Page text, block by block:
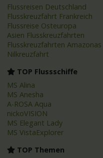
Flussreisen Deutschland
Flusskreuzfahrt Frankreich
Flussreise Osteuropa
Asien Flusskreuzfahrten
Flusskreuzfahrten Amazonas
Nilkreuzfahrt
TOP Flussschiffe
MS Alina
MS Anesha
A-ROSA Aqua
nickoVISION
MS Elegant Lady
MS VistaExplorer
TOP Themen